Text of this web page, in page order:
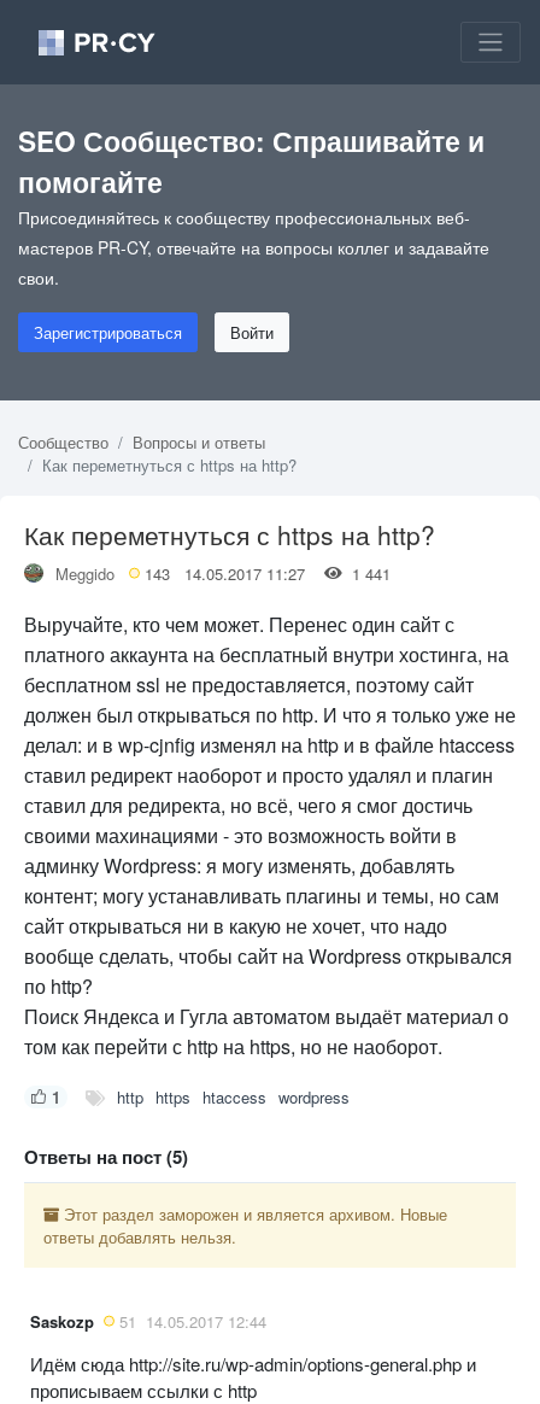
SEO Сообщество: Спрашивайте и
помогайте
Присоединяйтесь к сообществу профессиональных веб-
мастеров PR-CY, отвечайте на вопросы коллег и задавайте
свои.
Зарегистрироваться Войти
Сообщество
Вопросы и ответы
Как переметнуться с https на http?
Как переметнуться с https на http?
Meggido 143 14.05.2017 11:27 1 441
Выручайте, кто чем может. Перенес один сайт с
платного аккаунта на бесплатный внутри хостинга, на
бесплатном ssl не предоставляется, поэтому сайт
должен был открываться по http. И что я только уже не
делал: и в wp-cjnfig изменял на http и в файле htaccess
ставил редирект наоборот и просто удалял и плагин
ставил для редиректа, но всё, чего я смог достичь
своими махинациями - это возможность войти в
админку Wordpress: я могу изменять, добавлять
контент; могу устанавливать плагины и темы, но сам
сайт открываться ни в какую не хочет, что надо
вообще сделать, чтобы сайт на Wordpress открывался
по http?
Поиск Яндекса и Гугла автоматом выдаёт материал о
том как перейти с http на https, но не наоборот.
1 http https htaccess wordpress
Ответы на пост (5)
Этот раздел заморожен и является архивом. Новые
ответы добавлять нельзя.
Saskozp 51 14.05.2017 12:44
Идём сюда http://site.ru/wp-admin/options-general.php и
прописываем ссылки с http